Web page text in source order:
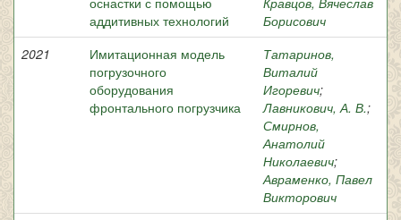
аддитивных технологий
Борисович
2021
Имитационная модель
погрузочного
оборудования
фронтального погрузчика
Татаринов,
Виталий
Игоревич;
Лавникович, А. В.;
Смирнов,
Анатолий
Николаевич;
Авраменко, Павел
Викторович